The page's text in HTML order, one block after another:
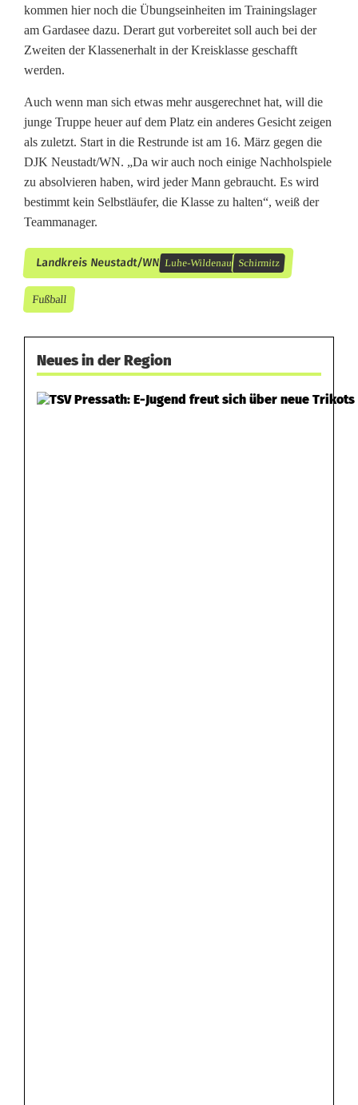
kommen hier noch die Übungseinheiten im Trainingslager
am Gardasee dazu. Derart gut vorbereitet soll auch bei der
Zweiten der Klassenerhalt in der Kreisklasse geschafft
werden.
Auch wenn man sich etwas mehr ausgerechnet hat, will die
junge Truppe heuer auf dem Platz ein anderes Gesicht zeigen
als zuletzt. Start in die Restrunde ist am 16. März gegen die
DJK Neustadt/WN. „Da wir auch noch einige Nachholspiele
zu absolvieren haben, wird jeder Mann gebraucht. Es wird
bestimmt kein Selbstläufer, die Klasse zu halten“, weiß der
Teammanager.
Landkreis Neustadt/WN Luhe-Wildenau Schirmitz
Fußball
Neues in der Region